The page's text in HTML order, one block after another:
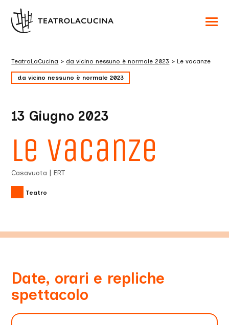
TeatroLaCucina > da vicino nessuno è normale 2023 > Le vacanze
da vicino nessuno è normale 2023
13 Giugno 2023
Le vacanze
Casavuota | ERT
Teatro
Date, orari e repliche
spettacolo